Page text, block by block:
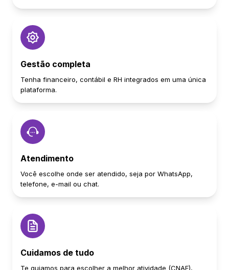
Gestão completa
Tenha financeiro, contábil e RH integrados em uma única
plataforma.
Atendimento
Você escolhe onde ser atendido, seja por WhatsApp,
telefone, e-mail ou chat.
Cuidamos de tudo
Te guiamos para escolher a melhor atividade (CNAE),